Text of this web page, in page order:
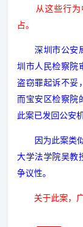
从这些行
占。
深圳市公安
圳市人民检察院
盗窃罪起诉不妥
而宝安区检察院
此案已发回公安
因为此案类
大学法学院吴教
争议性。
关于此案，